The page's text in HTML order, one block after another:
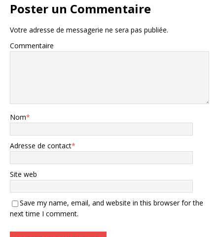
Poster un Commentaire
Votre adresse de messagerie ne sera pas publiée.
Commentaire
Nom*
Adresse de contact*
Site web
Save my name, email, and website in this browser for the
next time I comment.